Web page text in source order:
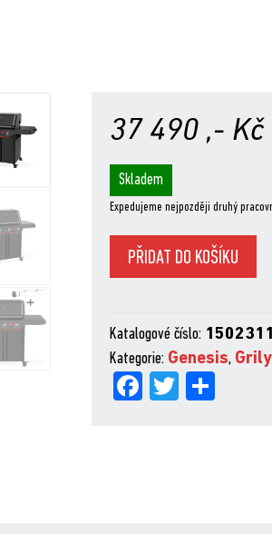
37 490 ,- Kč
Skladem
Expedujeme nejpozději druhý
NOVÝ
Stealth
množství
PŘIDAT DO KOŠÍKU
Katalogové číslo: 1502311
Kategorie: Genesis, Grily
Fa
Tw